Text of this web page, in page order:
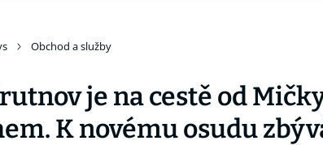
Obchod a služby
je na cestě od
K novému osudu